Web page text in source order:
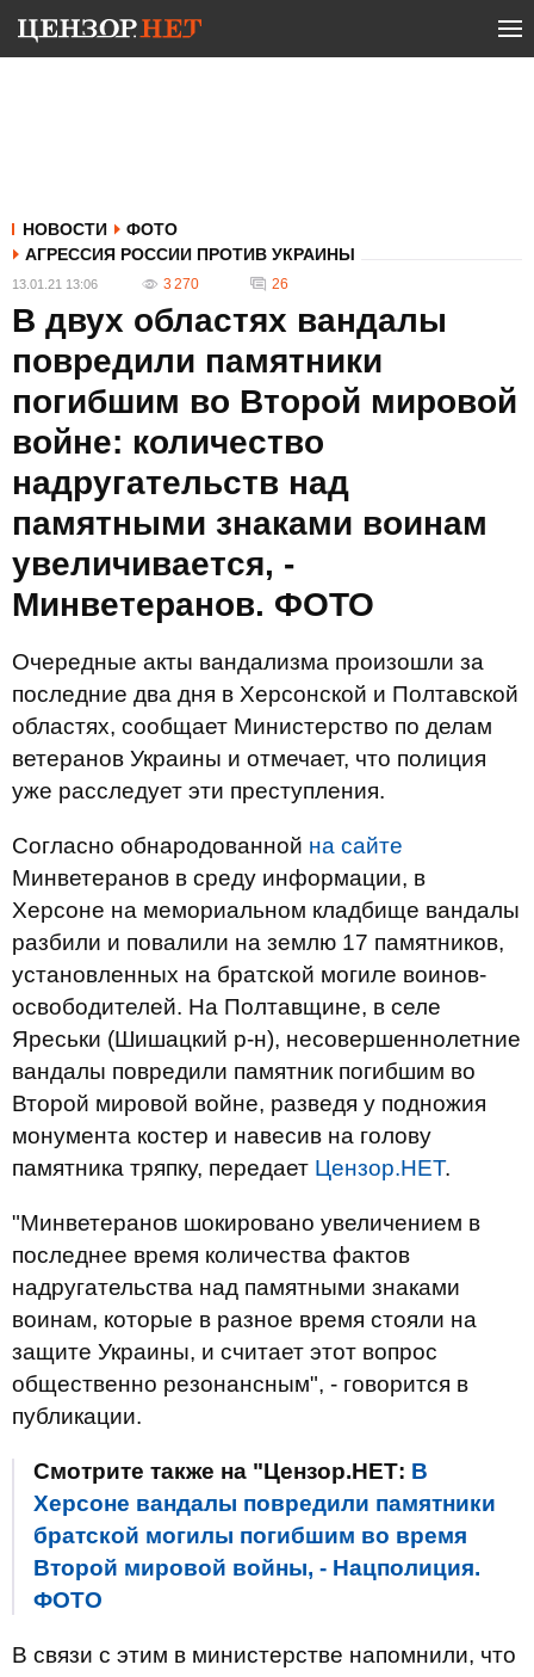
НОВОСТИ
ФОТО
АГРЕССИЯ РОССИИ ПРОТИВ УКРАИНЫ
13.01.21 13:06 3 270 26
В двух областях вандалы
повредили памятники
погибшим во Второй мировой
войне: количество
надругательств над
памятными знаками воинам
увеличивается, -
Минветеранов. ФОТО
Очередные акты вандализма произошли за
последние два дня в Херсонской и Полтавской
областях, сообщает Министерство по делам
ветеранов Украины и отмечает, что полиция
уже расследует эти преступления.
Согласно обнародованной на сайте
Минветеранов в среду информации, в
Херсоне на мемориальном кладбище вандалы
разбили и повалили на землю 17 памятников,
установленных на братской могиле воинов-
освободителей. На Полтавщине, в селе
Яреськи (Шишацкий р-н), несовершеннолетние
вандалы повредили памятник погибшим во
Второй мировой войне, разведя у подножия
монумента костер и навесив на голову
памятника тряпку, передает Цензор.НЕТ.
"Минветеранов шокировано увеличением в
последнее время количества фактов
надругательства над памятными знаками
воинам, которые в разное время стояли на
защите Украины, и считает этот вопрос
общественно резонансным", - говорится в
публикации.
Смотрите также на "Цензор.НЕТ: В
Херсоне вандалы повредили памятники
братской могилы погибшим во время
Второй мировой войны, - Нацполиция.
ФОТО
В связи с этим в министерстве напомнили, что